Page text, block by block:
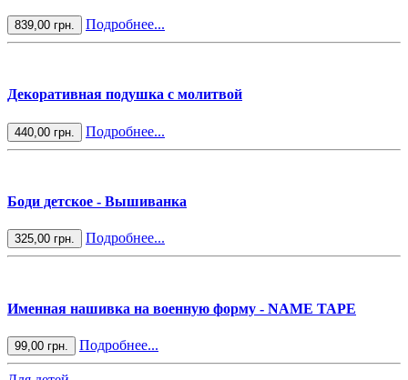
839,00 грн. Подробнее...
Декоративная подушка с молитвой
440,00 грн. Подробнее...
Боди детское - Вышиванка
325,00 грн. Подробнее...
Именная нашивка на военную форму - NAME TAPE
99,00 грн. Подробнее...